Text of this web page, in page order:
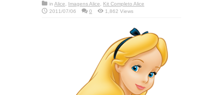
in Alice, Imagens Alice, Kit Completo Alice
2011/07/06
0 1,862 Views